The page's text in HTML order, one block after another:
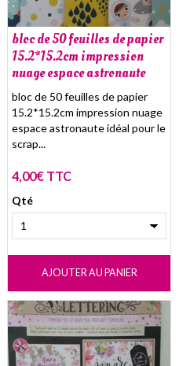
bloc de 50 feuilles de papier
15.2*15.2cm impression
nuage espace astronaute
bloc de 50 feuilles de papier
15.2*15.2cm impression nuage
espace astronaute idéal pour le
scrap...
4,00€ TTC
Qté
AJOUTER AU PANIER